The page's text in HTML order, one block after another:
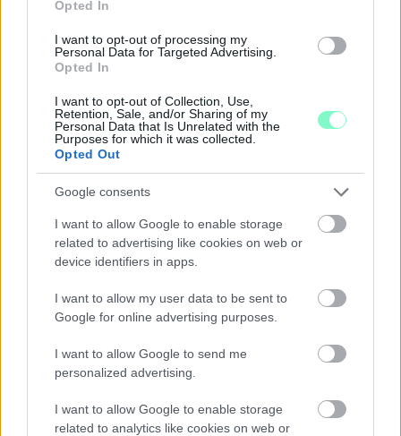
Opted In
I want to opt-out of processing my
Personal Data for Targeted Advertising.
Opted In
I want to opt-out of Collection, Use,
Retention, Sale, and/or Sharing of my
Personal Data that Is Unrelated with the
Purposes for which it was collected.
Opted Out
Google consents
I want to allow Google to enable storage
related to advertising like cookies on web or
device identifiers in apps.
I want to allow my user data to be sent to
Google for online advertising purposes.
I want to allow Google to send me
personalized advertising.
I want to allow Google to enable storage
related to analytics like cookies on web or
ENERGIATAKARÉKOSSÁG: KORÁBBAN KEZDŐDIK
A GYŐRI AUDI ETO KC PÉNTEKI FELKÉSZÜLÉSI
MÉRKŐZÉSE
Az energiaellátás tehermentesítése érdekében másfél órával
kezdését.